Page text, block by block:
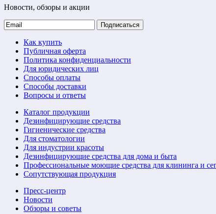
Новости, обзоры и акции
Подписаться
Как купить
Публичная оферта
Политика конфиденциальности
Для юридических лиц
Способы оплаты
Способы доставки
Вопросы и ответы
Каталог продукции
Дезинфицирующие средства
Гигиенические средства
Для стоматологии
Для индустрии красоты
Дезинфицирующие средства для дома и быта
Профессиональные моющие средства для клининга и
Сопутствующая продукция
Пресс-центр
Новости
Обзоры и советы